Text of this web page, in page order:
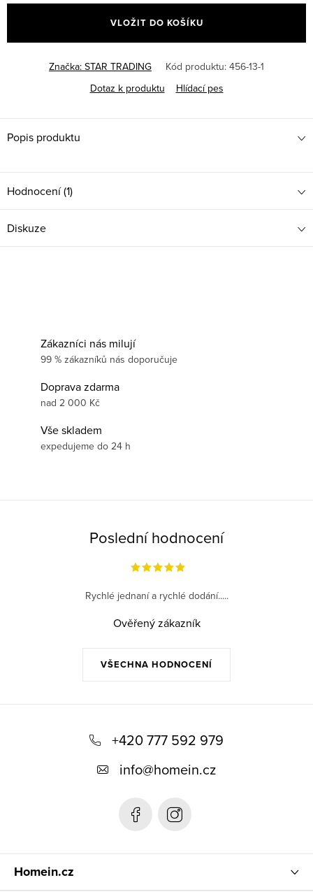
cena:
VLOŽIT DO KOŠÍKU
Značka: STAR TRADING Kód produktu: 456-13-1
Dotaz k produktu
Hlídací pes
Popis produktu
Hodnocení (1)
Diskuze
Zákazníci nás milují
99 % zákazníků nás doporučuje
Doprava zdarma
nad 2 000 Kč
Vše skladem
expedujeme do 24 h
Poslední hodnocení
VŠECHNA HODNOCENÍ
Rychlé jednaní a rychlé dodání.....
Ověřený zákazník
+420 777 592 979
info@homein.cz
Homein.cz